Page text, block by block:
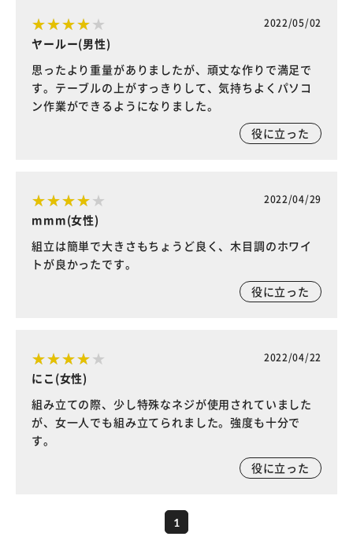
2022/05/02
ヤールー(男性)
思ったより重量がありましたが、頑丈な作りで満足で
す。テーブルの上がすっきりして、気持ちよくパソコ
ン作業ができるようになりました。
役に立った
2022/04/29
mmm(女性)
組立は簡単で大きさもちょうど良く、木目調のホワイ
トが良かったです。
役に立った
2022/04/22
にこ(女性)
組み立ての際、少し特殊なネジが使用されていました
が、女一人でも組み立てられました。強度も十分で
す。
役に立った
1